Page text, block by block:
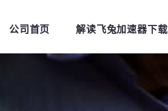
公司首页 解读飞兔加速器下载